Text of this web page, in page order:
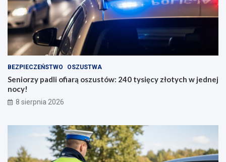
BEZPIECZEŃSTWO OSZUSTWA
Seniorzy padli ofiarą oszustów: 240 tysięcy złotych w jednej
nocy!
8 sierpnia 2026